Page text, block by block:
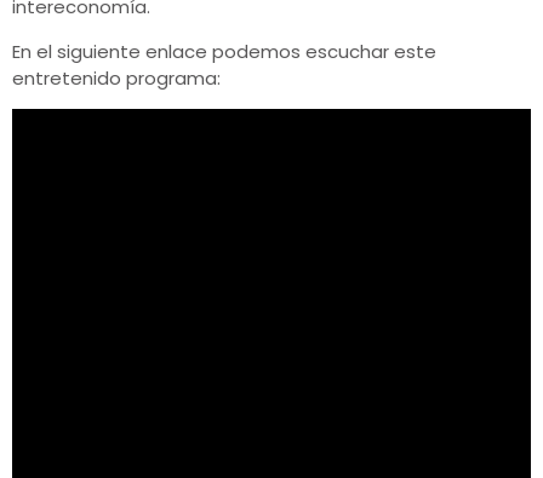
intereconomía.
En el siguiente enlace podemos escuchar este
entretenido programa: